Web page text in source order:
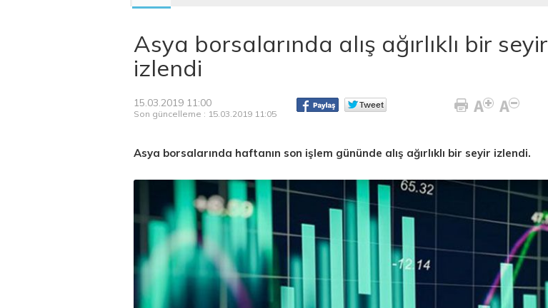
Asya borsalarında alış ağırlıklı bir seyir
izlendi
15.03.2019 11:00
Son güncelleme : 15.03.2019 11:05
Asya borsalarında haftanın son işlem gününde alış ağırlıklı bir seyir izlendi.